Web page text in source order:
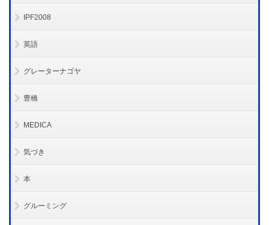
IPF2008
英語
グレーターナゴヤ
豊橋
MEDICA
気づき
本
グルーミング